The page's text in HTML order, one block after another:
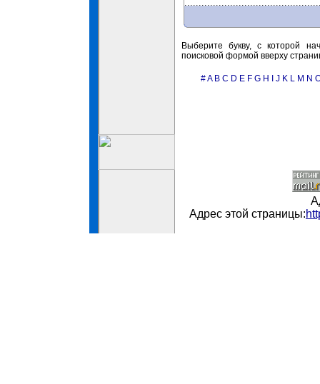
Выберите букву, с которой
поисковой формой вверху
#A B C D E F G H J K L M N
Адрес этой страницы: